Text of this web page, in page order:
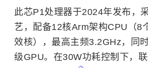
此芯P1处理器于2024年发布，
艺，配备12核Arm架构CPU（8
效核），最高主频3.2GHz，同
级GPU。在30W功耗控制下，